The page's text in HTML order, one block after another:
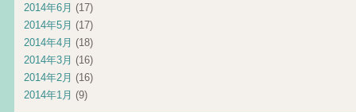
2014年6月 (17)
2014年5月 (17)
2014年4月 (18)
2014年3月 (16)
2014年2月 (16)
2014年1月 (9)